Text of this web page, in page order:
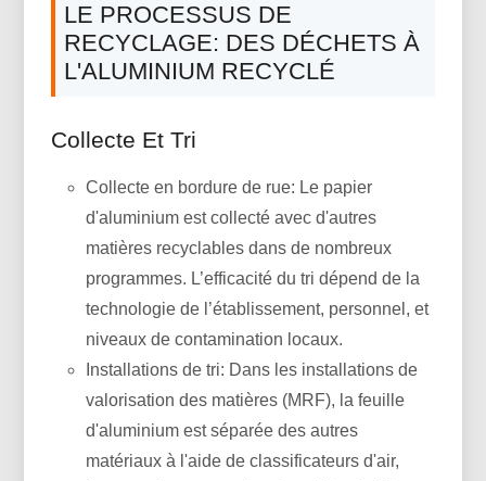
LE PROCESSUS DE
RECYCLAGE: DES DÉCHETS À
L'ALUMINIUM RECYCLÉ
Collecte Et Tri
Collecte en bordure de rue: Le papier
d'aluminium est collecté avec d'autres
matières recyclables dans de nombreux
programmes. L’efficacité du tri dépend de la
technologie de l’établissement, personnel, et
niveaux de contamination locaux.
Installations de tri: Dans les installations de
valorisation des matières (MRF), la feuille
d'aluminium est séparée des autres
matériaux à l'aide de classificateurs d'air,